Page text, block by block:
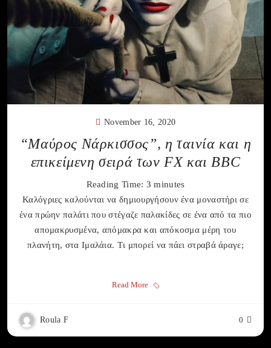
November 16, 2020
“Μαύρος Νάρκισσος”, η ταινία και η
επικείμενη σειρά των FX και BBC
Reading Time: 3 minutes
Καλόγριες καλούνται να δημιουργήσουν ένα μοναστήρι σε
ένα πρώην παλάτι που στέγαζε παλακίδες σε ένα από τα πιο
απομακρυσμένα, απόμακρα και απόκοσμα μέρη του
πλανήτη, στα Ιμαλάια. Tι μπορεί να πάει στραβά άραγε;
Read More
Roula F 0